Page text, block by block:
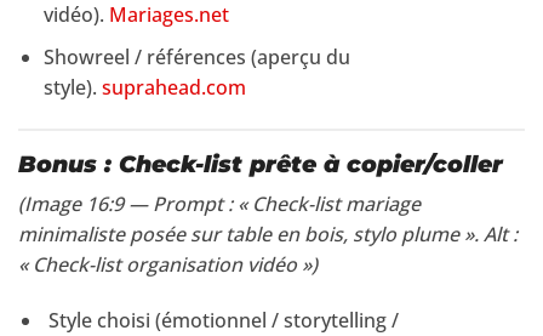
vidéo). Mariages.net
Showreel / références (aperçu du
style). suprahead.com
Bonus : Check-list prête à copier/coller
(Image 16:9 — Prompt : « Check-list mariage
minimaliste posée sur table en bois, stylo plume ». Alt :
« Check-list organisation vidéo »)
Style choisi (émotionnel / storytelling /